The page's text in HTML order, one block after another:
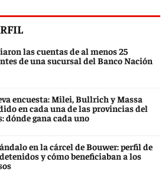
las cuentas de al menos 25
de una sucursal del Banco Nación
encuesta: Milei, Bullrich y Massa
en cada una de las provincias del
dónde gana cada uno
en la cárcel de Bouwer: perfil de
y cómo beneficiaban a los